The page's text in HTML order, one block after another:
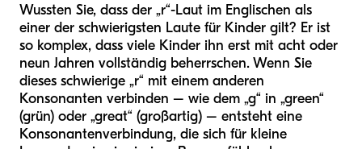
Wussten Sie, dass der „r“-Laut im Englischen als
einer der schwierigsten Laute für Kinder gilt? Er ist
so komplex, dass viele Kinder ihn erst mit acht oder
neun Jahren vollständig beherrschen. Wenn Sie
dieses schwierige „r“ mit einem anderen
Konsonanten verbinden – wie dem „g“ in „green“
(grün) oder „great“ (großartig) – entsteht eine
Konsonantenverbindung, die sich für kleine